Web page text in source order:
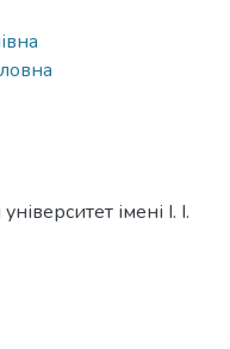
імені І. І.